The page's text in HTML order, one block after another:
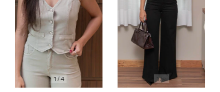
1 /4 1/